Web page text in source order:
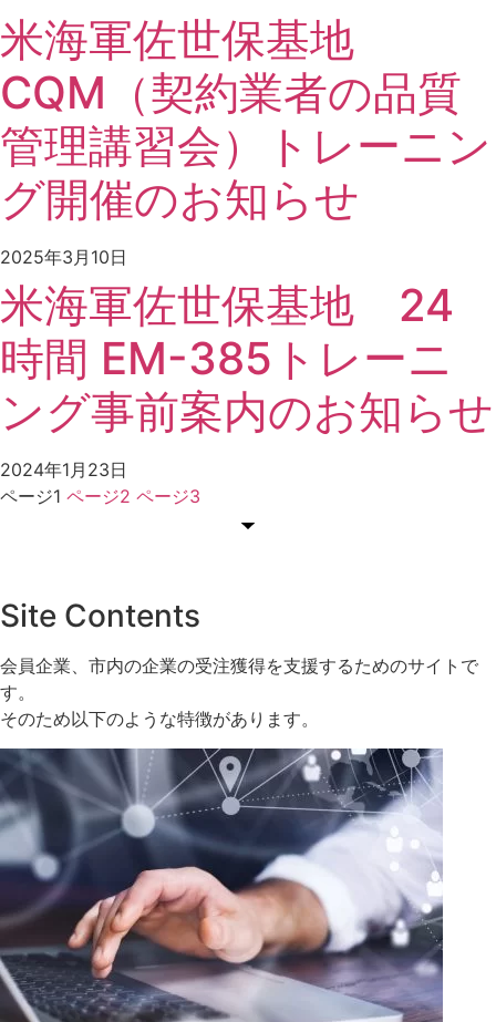
米海軍佐世保基地
CQM（契約業者の品質
管理講習会）トレーニン
グ開催のお知らせ
2025年3月10日
米海軍佐世保基地 24
時間 EM-385トレーニ
ング事前案内のお知らせ
2024年1月23日
ページ1 ページ2 ページ3
Site Contents
会員企業、市内の企業の受注獲得を支援するためのサイトで
す。
そのため以下のような特徴があります。